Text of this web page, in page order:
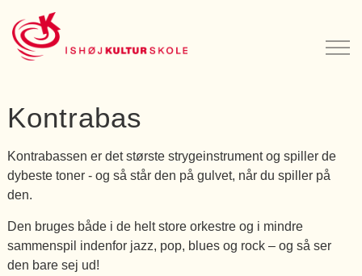
Kontrabas
Kontrabassen er det største strygeinstrument og spiller de
dybeste toner - og så står den på gulvet, når du spiller på
den.
Den bruges både i de helt store orkestre og i mindre
sammenspil indenfor jazz, pop, blues og rock – og så ser
den bare sej ud!